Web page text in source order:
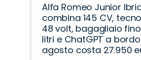
Alfa Romeo Junior
combina 145 CV,
48 volt, bagagliaio fino
litri e ChatGPT a
agosto costa 27.950